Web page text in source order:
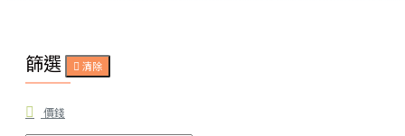
篩選 清除
價錢